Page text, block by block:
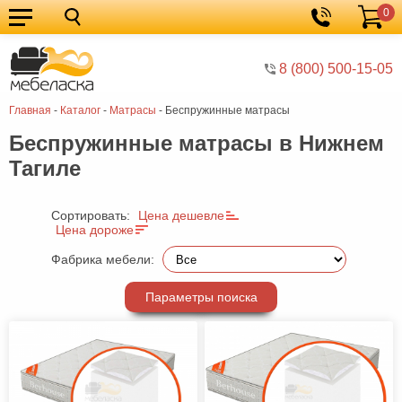
8 (800) 500-15-05
Корзина
0
Главная - Каталог - Матрасы - Беспружинные матрасы
Кухонные
гарнитуры
Мебель
для
кухни
Мебель
для
спальни
Кровати
Шкафы
Диваны
прихожей
Комоды
Беспружинные матрасы в Нижнем
Тагиле
Сортировать:
Цена дешевле
Цена дороже
Фабрика мебели:
Параметры поиска